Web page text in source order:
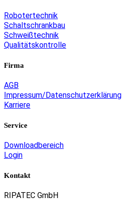
Robotertechnik
Schaltschrankbau
Schweißtechnik
Qualitätskontrolle
Firma
AGB
Impressum/Datenschutzerklärung
Karriere
Service
Downloadbereich
Login
Kontakt
RIPATEC GmbH